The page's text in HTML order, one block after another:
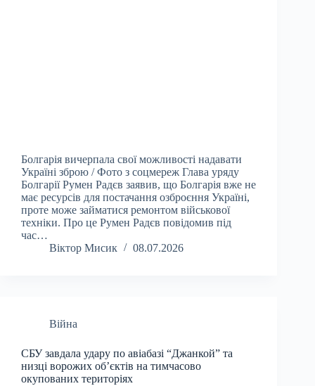
Болгарія вичерпала свої можливості надавати
Україні зброю / Фото з соцмереж Глава уряду
Болгарії Румен Радєв заявив, що Болгарія вже не
має ресурсів для постачання озброєння Україні,
проте може займатися ремонтом військової
техніки. Про це Румен Радєв повідомив під
час…
Віктор Мисик
08.07.2026
Війна
СБУ завдала удару по авіабазі “Джанкой” та
низці ворожих об’єктів на тимчасово
окупованих територіях